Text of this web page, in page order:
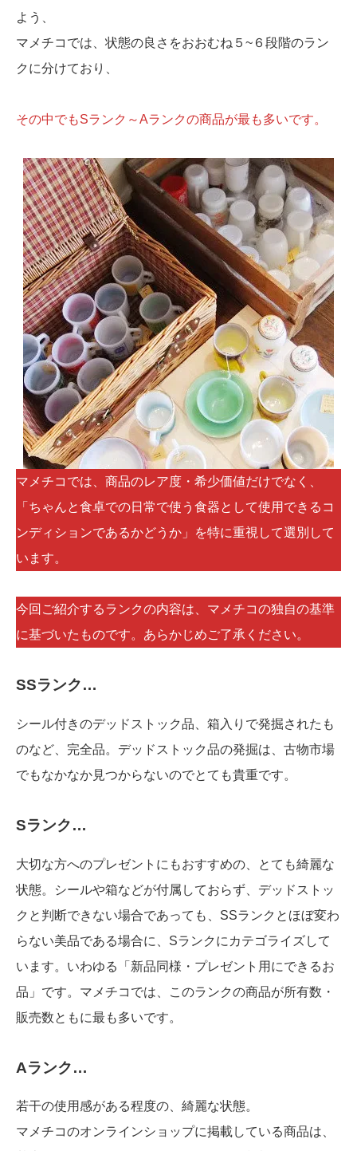
よう、
マメチコでは、状態の良さをおおむね５~６段階のラン
クに分けており、
その中でもSランク～Aランクの商品が最も多いです。
マメチコでは、商品のレア度・希少価値だけでなく、
「ちゃんと食卓での日常で使う食器として使用できるコ
ンディションであるかどうか」を特に重視して選別して
います。
今回ご紹介するランクの内容は、マメチコの独自の基準
に基づいたものです。あらかじめご了承ください。
SSランク…
シール付きのデッドストック品、箱入りで発掘されたも
のなど、完全品。デッドストック品の発掘は、古物市場
でもなかなか見つからないのでとても貴重です。
Sランク…
大切な方へのプレゼントにもおすすめの、とても綺麗な
状態。シールや箱などが付属しておらず、デッドストッ
クと判断できない場合であっても、SSランクとほぼ変わ
らない美品である場合に、Sランクにカテゴライズして
います。いわゆる「新品同様・プレゼント用にできるお
品」です。マメチコでは、このランクの商品が所有数・
販売数ともに最も多いです。
Aランク…
若干の使用感がある程度の、綺麗な状態。
マメチコのオンラインショップに掲載している商品は、